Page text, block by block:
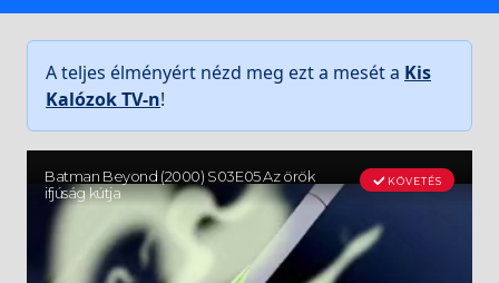
A teljes élményért nézd meg ezt a mesét a Kis
Kalózok TV-n!